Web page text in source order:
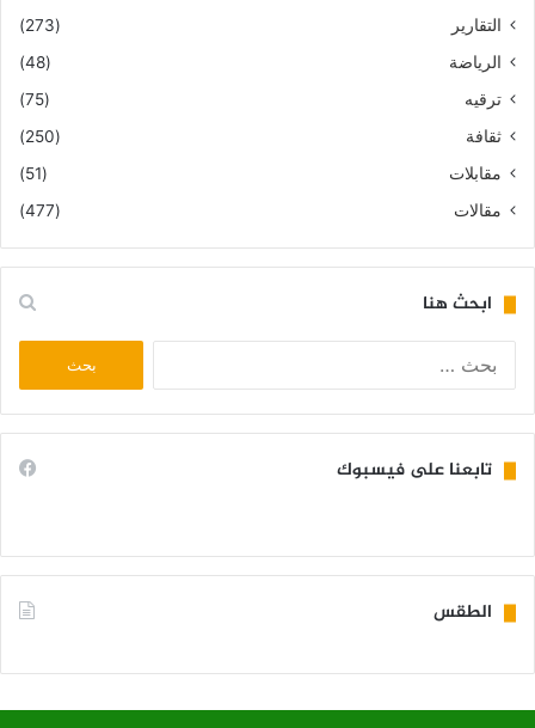
التقارير
(273)
الرياضة
(48)
ترقيه
(75)
ثقافة
(250)
مقابلات
(51)
مقالات
(477)
ابحث هنا
تابعنا على فيسبوك
الطقس